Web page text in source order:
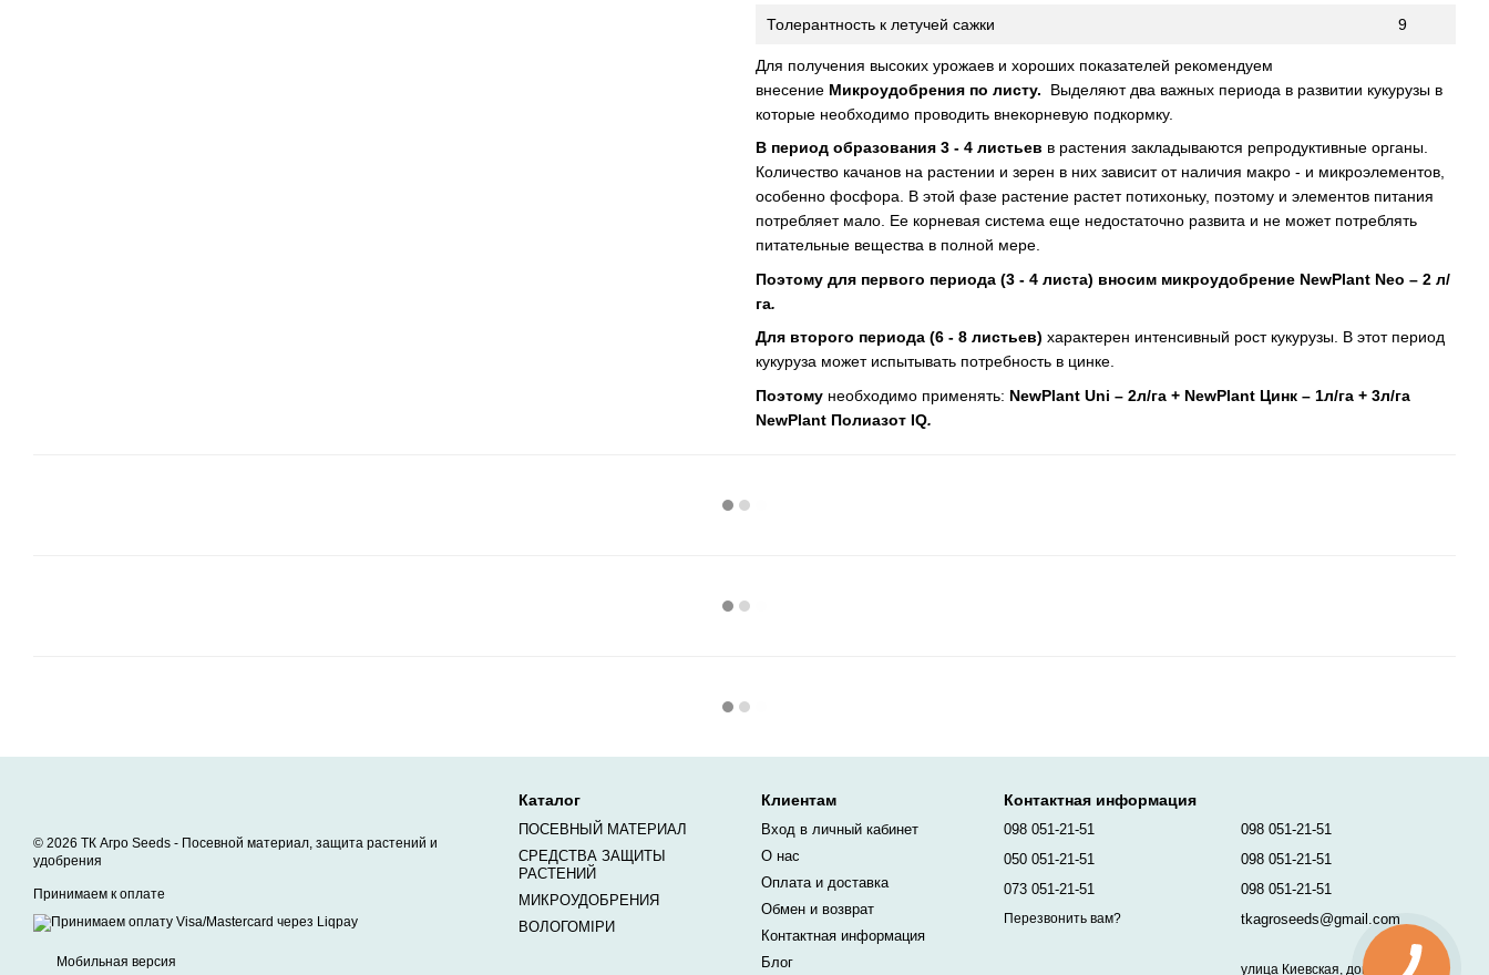
Толерантность к летучей сажки 9
Для получения высоких урожаев и хороших показателей рекомендуем
внесение Микроудобрения по листу. Выделяют два важных периода в развитии кукурузы в
которые необходимо проводить внекорневую подкормку.
В период образования 3 - 4 листьев в растения закладываются репродуктивные органы.
Количество качанов на растении и зерен в них зависит от наличия макро - и микроэлементов,
особенно фосфора. В этой фазе растение растет потихоньку, поэтому и элементов питания
потребляет мало. Ее корневая система еще недостаточно развита и не может потреблять
питательные вещества в полной мере.
Поэтому для первого периода (3 - 4 листа) вносим микроудобрение NewPlant Neo – 2 л/
га.
Для второго периода (6 - 8 листьев) характерен интенсивный рост кукурузы. В этот период
кукуруза может испытывать потребность в цинке.
Поэтому необходимо применять: NewPlant Uni – 2л/га + NewPlant Цинк – 1л/га + 3л/га
NewPlant Полиазот IQ.
© 2026 ТК Агро Seeds - Посевной материал, защита растений и
удобрения
Принимаем к оплате
Мобильная версия
Каталог
ПОСЕВНЫЙ МАТЕРИАЛ
СРЕДСТВА ЗАЩИТЫ
РАСТЕНИЙ
МИКРОУДОБРЕНИЯ
ВОЛОГОМІРИ
Клиентам
Вход в личный кабинет
О нас
Оплата и доставка
Обмен и возврат
Контактная информация
Блог
Контактная информация
098 051-21-51
050 051-21-51
073 051-21-51
Перезвонить вам?
098 051-21-51
098 051-21-51
098 051-21-51
tkagroseeds@gmail.com
улица Киевская, дом 96,